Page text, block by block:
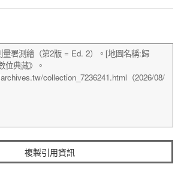
複製引用資訊